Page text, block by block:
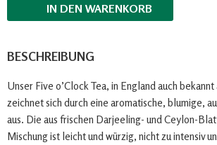
IN DEN WARENKORB
BESCHREIBUNG
Unser Five o’Clock Tea, in England auch
zeichnet sich durch eine aromatische, blumige,
aus. Die aus frischen Darjeeling- und Ceylon-
Mischung ist leicht und würzig, nicht zu intensiv